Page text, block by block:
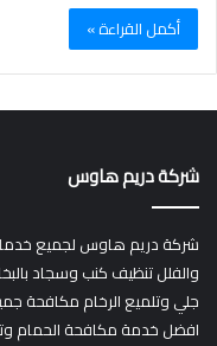
أكمل القراءة »
شركة دريم هاوس
شركة دريم هاوس لجميع خدمات
والفلل تنظيف كنب وسجاد
جلي وتلميع الرخام مكافحة
افضل خدمة مكافحة الحمام